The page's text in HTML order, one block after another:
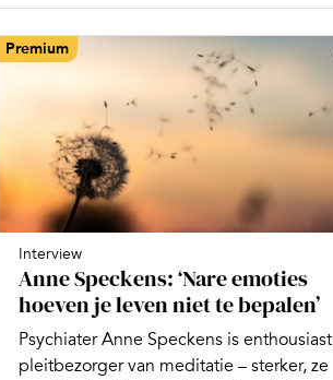
Premium
Interview
Anne Speckens: ‘Nare emoties
hoeven je leven niet te bepalen’
Psychiater Anne Speckens is enthousiast
pleitbezorger van meditatie – sterker, ze